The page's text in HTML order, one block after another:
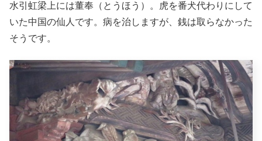
水引虹梁上には董奉（とうほう）。虎を番犬代わりにして
いた中国の仙人です。病を治しますが、銭は取らなかった
そうです。